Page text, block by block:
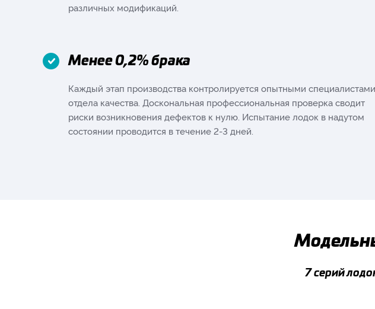
различных модификаций.
Менее 0,2% брака
Каждый этап производства контролируется опытными специалистами
отдела качества. Доскональная профессиональная проверка сводит
риски возникновения дефектов к нулю. Испытание лодок в надутом
состоянии проводится в течение 2-3 дней.
7 серий